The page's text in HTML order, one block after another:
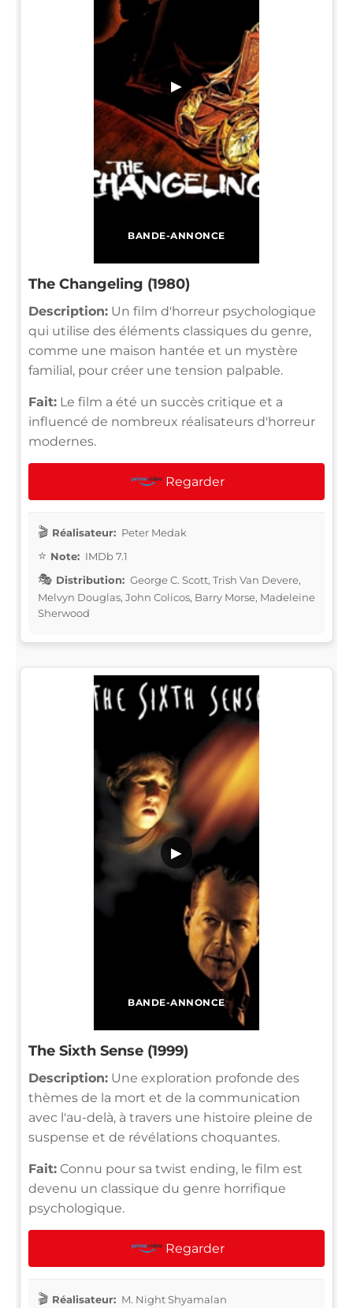
BANDE-ANNONCE
▶
The Changeling (1980)
Description: Un film d'horreur psychologique
qui utilise des éléments classiques du genre,
comme une maison hantée et un mystère
familial, pour créer une tension palpable.
Fait: Le film a été un succès critique et a
influencé de nombreux réalisateurs d'horreur
modernes.
Regarder
Réalisateur: Peter Medak
Note: IMDb 7.1
Distribution: George C. Scott, Trish Van Devere,
Melvyn Douglas, John Colicos, Barry Morse, Madeleine
Sherwood
BANDE-ANNONCE
▶
The Sixth Sense (1999)
Description: Une exploration profonde des
thèmes de la mort et de la communication
avec l'au-delà, à travers une histoire pleine de
suspense et de révélations choquantes.
Fait: Connu pour sa twist ending, le film est
devenu un classique du genre horrifique
psychologique.
Regarder
Réalisateur: M. Night Shyamalan